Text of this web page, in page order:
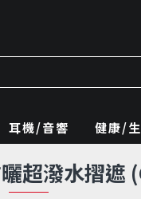
耳機/音響 健康/
超潑水摺遮